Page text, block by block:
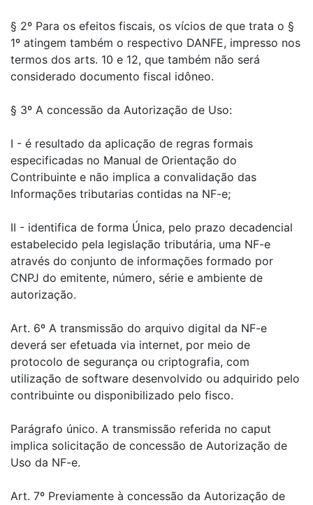
§ 2º Para os efeitos fiscais, os vícios de que trata o §
1º atingem também o respectivo DANFE, impresso nos
termos dos arts. 10 e 12, que também não será
considerado documento fiscal idôneo.
§ 3º A concessão da Autorização de Uso:
I - é resultado da aplicação de regras formais
especificadas no Manual de Orientação do
Contribuinte e não implica a convalidação das
Informações tributarias contidas na NF-e;
II - identifica de forma Única, pelo prazo decadencial
estabelecido pela legislação tributária, uma NF-e
através do conjunto de informações formado por
CNPJ do emitente, número, série e ambiente de
autorização.
Art. 6º A transmissão do arquivo digital da NF-e
deverá ser efetuada via internet, por meio de
protocolo de segurança ou criptografia, com
utilização de software desenvolvido ou adquirido pelo
contribuinte ou disponibilizado pelo fisco.
Parágrafo único. A transmissão referida no caput
implica solicitação de concessão de Autorização de
Uso da NF-e.
Art. 7º Previamente à concessão da Autorização de